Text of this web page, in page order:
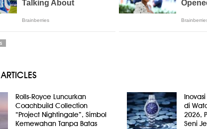
Rolls-Royce Luncurkan
Coachbuild Collection
“Project Nightingale”, Simbol
Kemewahan Tanpa Batas
di
2026,
Seni